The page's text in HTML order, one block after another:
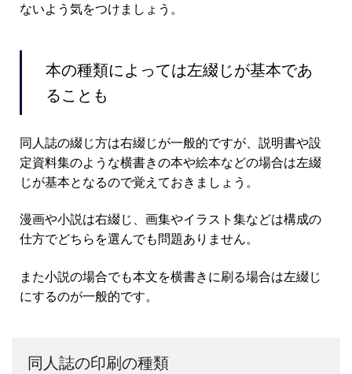
ないよう気をつけましょう。
本の種類によっては左綴じが基本であ
ることも
同人誌の綴じ方は右綴じが一般的ですが、説明書や設
定資料集のような横書きの本や絵本などの場合は左綴
じが基本となるので覚えておきましょう。
漫画や小説は右綴じ、画集やイラスト集などは構成の
仕方でどちらを選んでも問題ありません。
また小説の場合でも本文を横書きに刷る場合は左綴じ
にするのが一般的です。
同人誌の印刷の種類